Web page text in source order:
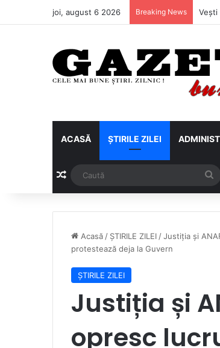
joi, august 6 2026 Breaking News
ACASĂ ȘTIRILE ZILEI
Articol aleatoriu
Acasă / ȘTIRILE ZILEI /Justiția și
protestează deja la Guvern
ȘTIRILE ZILEI
Justiția și
opresc